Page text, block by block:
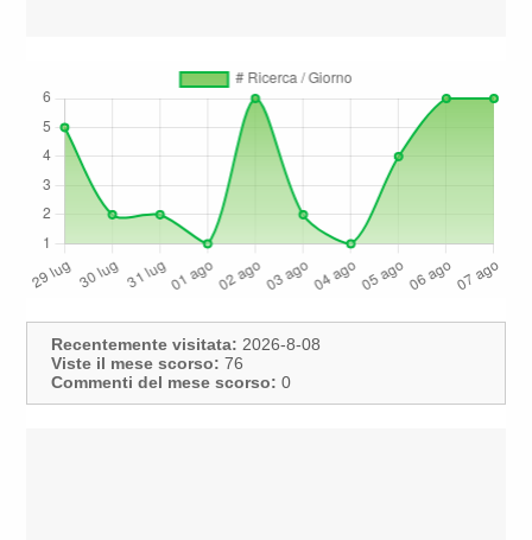
Recentemente visitata: 2026-8-08
Viste il mese scorso: 76
Commenti del mese scorso: 0